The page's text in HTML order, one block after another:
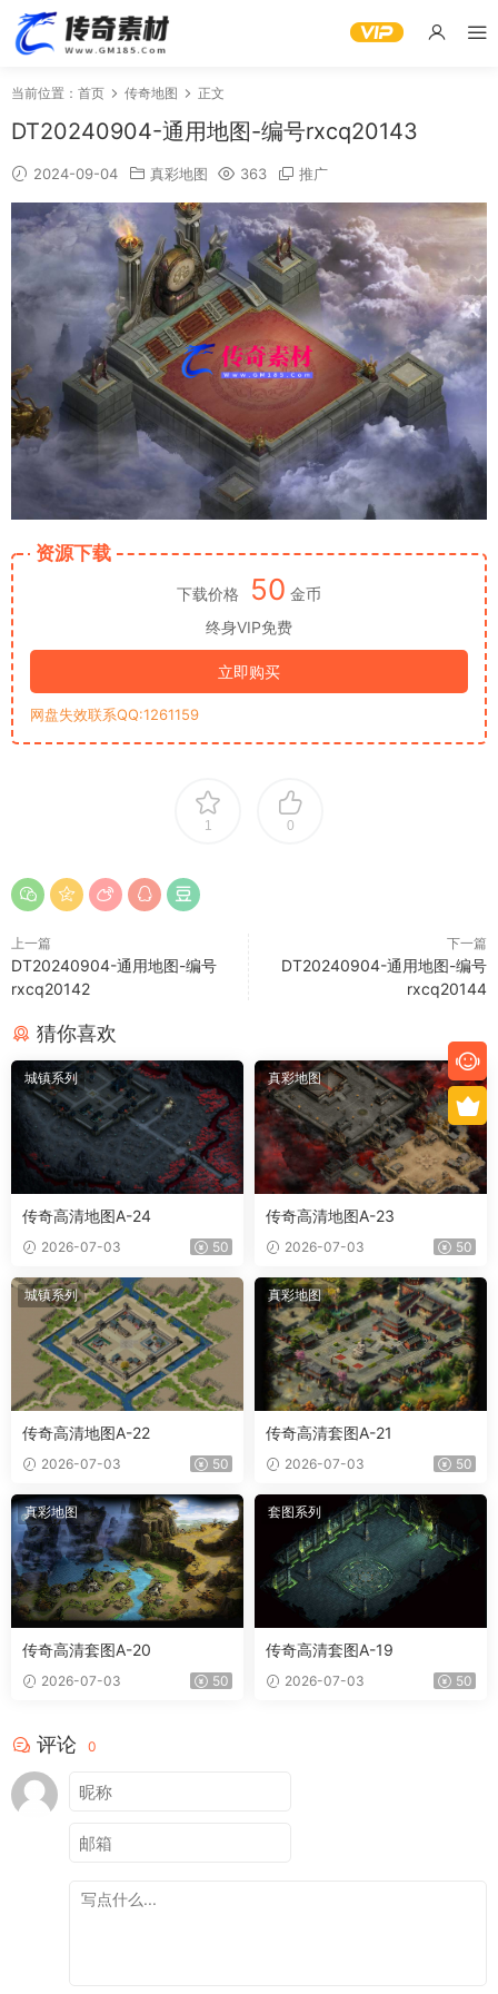
当前位置： 首页 传奇地图 正文
DT20240904-通用地图-编号rxcq20143
2024-09-04 真彩地图 363 推广
资源下载
下载价格 50 金币
终身VIP免费
立即购买
网盘失效联系QQ:1261159
1 0
上一篇
DT20240904-通用地图-编号
rxcq20142
下一篇
DT20240904-通用地图-编号
rxcq20144
猜你喜欢
城镇系列
传奇高清地图A-24
2026-07-03 50
真彩地图
传奇高清地图A-23
2026-07-03 50
城镇系列
传奇高清地图A-22
2026-07-03 50
真彩地图
传奇高清套图A-21
2026-07-03 50
真彩地图
传奇高清套图A-20
2026-07-03 50
套图系列
传奇高清套图A-19
2026-07-03 50
评论 0